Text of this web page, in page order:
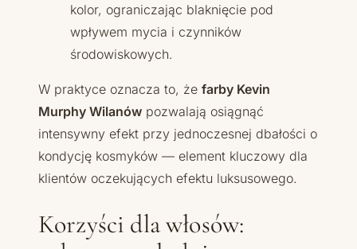
kolor, ograniczając blaknięcie pod
wpływem mycia i czynników
środowiskowych.
W praktyce oznacza to, że farby Kevin
Murphy Wilanów pozwalają osiągnąć
intensywny efekt przy jednoczesnej dbałości o
kondycję kosmyków — element kluczowy dla
klientów oczekujących efektu luksusowego.
Korzyści dla włosów: